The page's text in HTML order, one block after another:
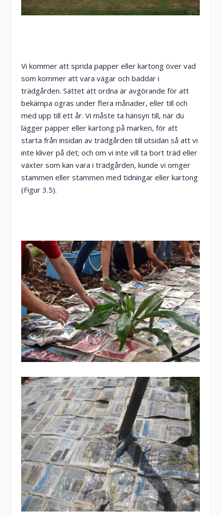
Vi kommer att sprida papper eller kartong över vad
som kommer att vara vägar och bäddar i
trädgården. Sättet att ordna är avgörande för att
bekämpa ogräs under flera månader, eller till och
med upp till ett år. Vi måste ta hänsyn till, när du
lägger papper eller kartong på marken, för att
starta från insidan av trädgården till utsidan så att vi
inte kliver på det; och om vi inte vill ta bort träd eller
växter som kan vara i trädgården, kunde vi omger
stammen eller stammen med tidningar eller kartong
(Figur 3.5).